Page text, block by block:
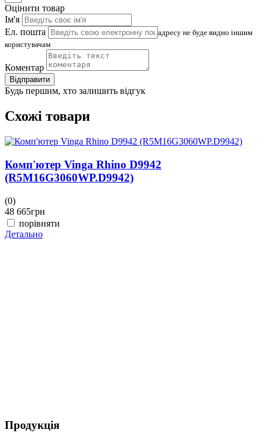
Оцінити товар
Ім'я
Ел. пошта
адресу не буде видно іншим
користувачам
Коментар
Відправити
Будь першим, хто залишить відгук
Схожі товари
Комп'ютер Vinga Rhino D9942
(R5M16G3060WP.D9942)
(0)
48 665грн
порівняти
Детально
Продукція